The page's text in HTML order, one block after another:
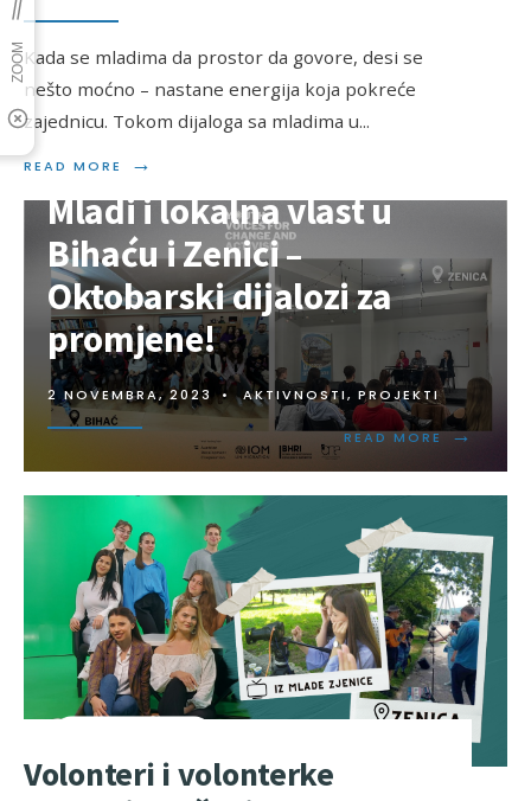
Kada se mladima da prostor da govore, desi se
nešto moćno – nastane energija koja pokreće
zajednicu. Tokom dijaloga sa mladima u...
READ MORE →
Mladi i lokalna vlast u
Bihaću i Zenici –
Oktobarski dijalozi za
promjene!
2 NOVEMBRA, 2023 • AKTIVNOSTI, PROJEKTI
READ MORE →
Volonteri i volonterke